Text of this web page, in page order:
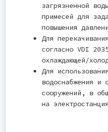
загрязненной
примесей для
повышения
Для
согласно VDI
охлаждающей/
Для
водоснабжения и
сооружений, в
на